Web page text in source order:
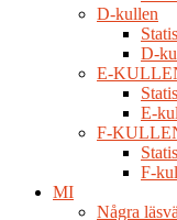
D-kullen
D-
E-
E-
F-
F-
MI
Några